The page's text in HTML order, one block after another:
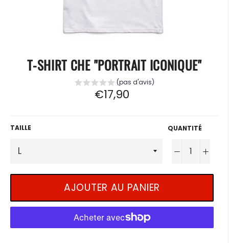
T-SHIRT CHE "PORTRAIT ICONIQUE"
(pas d'avis)
Prix
régulier
€17,90
TAILLE QUANTITÉ
− +
AJOUTER AU PANIER